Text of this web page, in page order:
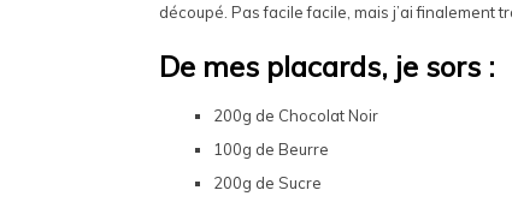
découpé. Pas facile facile, mais j’ai finalement
De mes placards, je sors :
200g de Chocolat Noir
100g de Beurre
200g de Sucre